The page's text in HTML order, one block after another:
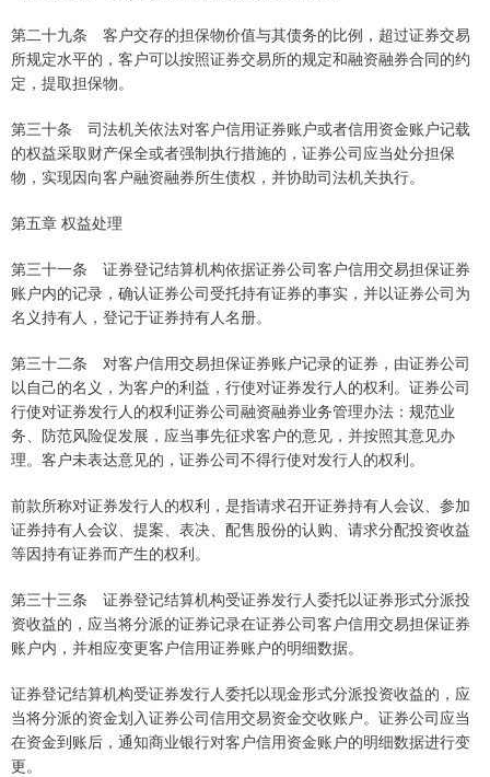
第二十九条 客户交存的担保物价值与其债务的比例，超过证券交易
所规定水平的，客户可以按照证券交易所的规定和融资融券合同的约
定，提取担保物。
第三十条 司法机关依法对客户信用证券账户或者信用资金账户记载
的权益采取财产保全或者强制执行措施的，证券公司应当处分担保
物，实现因向客户融资融券所生债权，并协助司法机关执行。
第五章 权益处理
第三十一条 证券登记结算机构依据证券公司客户信用交易担保证券
账户内的记录，确认证券公司受托持有证券的事实，并以证券公司为
名义持有人，登记于证券持有人名册。
第三十二条 对客户信用交易担保证券账户记录的证券，由证券公司
以自己的名义，为客户的利益，行使对证券发行人的权利。证券公司
行使对证券发行人的权利证券公司融资融券业务管理办法：规范业
务、防范风险促发展，应当事先征求客户的意见，并按照其意见办
理。客户未表达意见的，证券公司不得行使对发行人的权利。
前款所称对证券发行人的权利，是指请求召开证券持有人会议、参加
证券持有人会议、提案、表决、配售股份的认购、请求分配投资收益
等因持有证券而产生的权利。
第三十三条 证券登记结算机构受证券发行人委托以证券形式分派投
资收益的，应当将分派的证券记录在证券公司客户信用交易担保证券
账户内，并相应变更客户信用证券账户的明细数据。
证券登记结算机构受证券发行人委托以现金形式分派投资收益的，应
当将分派的资金划入证券公司信用交易资金交收账户。证券公司应当
在资金到账后，通知商业银行对客户信用资金账户的明细数据进行变
更。